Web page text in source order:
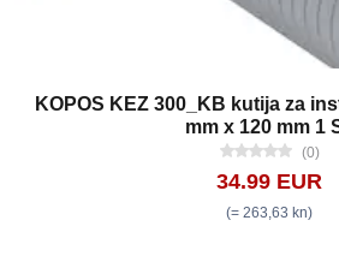
KOPOS KEZ 300_KB kutija za
mm x 120 mm 1
(0)
34.99 EUR
(= 263,63 kn)